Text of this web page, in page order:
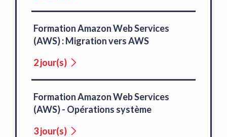
Formation Amazon Web Services
(AWS) : Migration vers AWS
2 jour(s)
Formation Amazon Web Services
(AWS) - Opérations système
3 jour(s)